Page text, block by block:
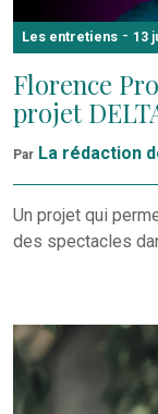
Les entretiens - 13
Florence
projet
Par La rédaction
Un projet qui
des spectacles